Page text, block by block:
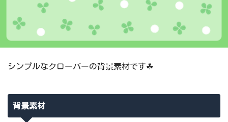
シンプルなクローバーの背景素材です☘
背景素材